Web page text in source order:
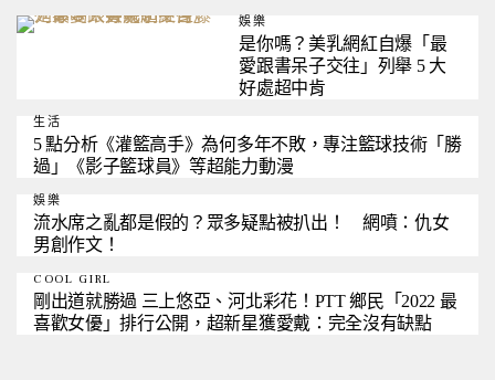
娛樂
是你嗎？美乳網紅自爆「最
愛跟書呆子交往」列舉 5 大
好處超中肯
生活
5 點分析《灌籃高手》為何多年不敗，專注籃球技術「勝
過」《影子籃球員》等超能力動漫
娛樂
流水席之亂都是假的？眾多疑點被扒出！ 網噴：仇女
男創作文！
COOL GIRL
剛出道就勝過 三上悠亞、河北彩花！PTT 鄉民「2022 最
喜歡女優」排行公開，超新星獲愛戴：完全沒有缺點